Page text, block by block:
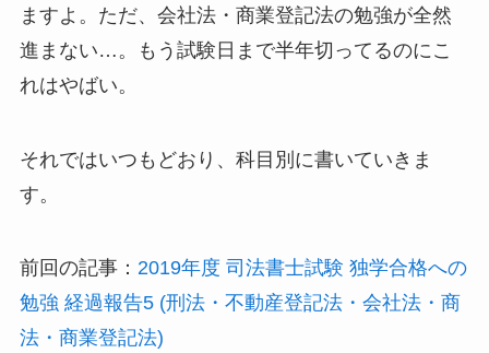
ますよ。ただ、会社法・商業登記法の勉強が全然
進まない…。もう試験日まで半年切ってるのにこ
れはやばい。
それではいつもどおり、科目別に書いていきま
す。
前回の記事： 2019年度 司法書士試験 独学合格への
勉強 経過報告5 (刑法・不動産登記法・会社法・商
法・商業登記法)